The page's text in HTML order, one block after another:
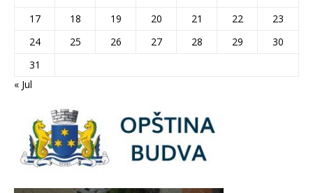
17
18 19 20 21 22
23
24
25 26 27 28 29
30
31
« Jul